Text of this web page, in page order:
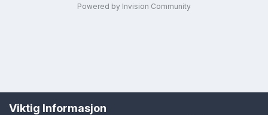
Powered by Invision Community
Viktig Informasjon